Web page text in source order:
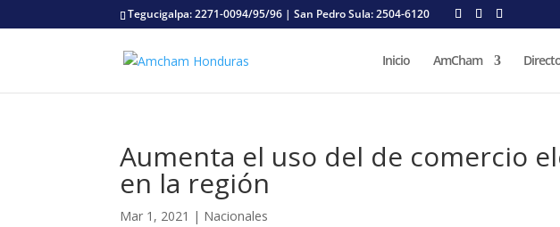
Tegucigalpa: 2271-0094/95/96 | San Pedro Sula: 2504-6120
Inicio AmCham
Aumenta el uso del de comercio
en la región
Mar 1, 2021 | Nacionales